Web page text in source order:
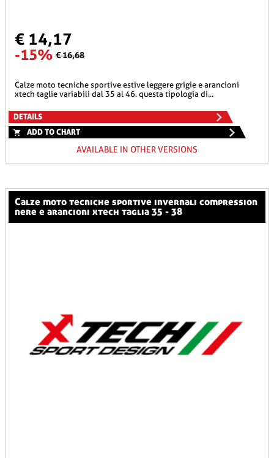
€ 14,17
-15% € 16,68
calze moto tecniche sportive estive leggere grigie e arancioni
xtech taglie variabili dal 35 al 46. questa tipologia di...
DETAILS
ADD TO CHART
AVAILABLE IN OTHER VERSIONS
calze moto tecniche sportive invernali compression
nere e arancioni xtech taglia 35 - 38